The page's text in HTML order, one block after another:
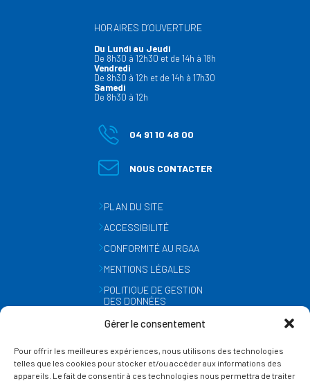
Gérer le consentement
Pour offrir les meilleures expériences, nous utilisons des technologies
telles que les cookies pour stocker et/ou accéder aux informations des
appareils. Le fait de consentir à ces technologies nous permettra de traiter
HORAIRES D’OUVERTURE
Du Lundi au Jeudi
De 8h30 à 12h30 et de 14h à 18h
Vendredi
De 8h30 à 12h et de 14h à 17h30
Samedi
De 8h30 à 12h
04 91 10 48 00
NOUS CONTACTER
PLAN DU SITE
ACCESSIBILITÉ
CONFORMITÉ AU RGAA
MENTIONS LÉGALES
POLITIQUE DE GESTION
DES DONNÉES
GESTION DES COOKIES